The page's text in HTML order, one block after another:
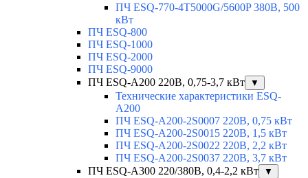
ПЧ ESQ-770-4T5000G/5600P 380В, 500
кВт
ПЧ ESQ-800
ПЧ ESQ-1000
ПЧ ESQ-2000
ПЧ ESQ-9000
ПЧ ESQ-A200 220В, 0,75-3,7 кВт
▼
Технические характеристики ESQ-
A200
ПЧ ESQ-A200-2S0007 220В, 0,75 кВт
ПЧ ESQ-A200-2S0015 220В, 1,5 кВт
ПЧ ESQ-A200-2S0022 220В, 2,2 кВт
ПЧ ESQ-A200-2S0037 220В, 3,7 кВт
ПЧ ESQ-A300 220/380В, 0,4-2,2 кВт
▼